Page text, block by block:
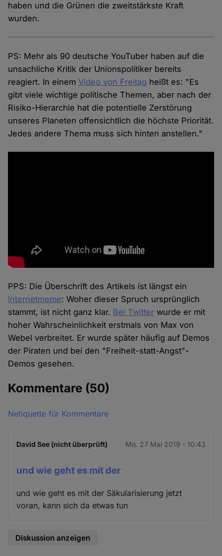
haben und die Grünen die zweitstärkste Kraft
wurden.
PS: Mehr als 90 deutsche YouTuber haben auf die
unsachliche Kritik der Unionspolitiker bereits
reagiert. In einemVideo von Freitag heißt es: "Es
gibt viele wichtige politische Themen, aber nach der
Risiko-Hierarchie hat die potentielle Zerstörung
unseres Planeten offensichtlich die höchste Priorität.
Jedes andere Thema muss sich hinten anstellen."
PPS: Die Überschrift des Artikels ist längst ein
Internetmeme: Woher dieser Spruch ursprünglich
stammt, ist nicht ganz klar. Bei Twitter wurde er mit
hoher Wahrscheinlichkeit erstmals von Max von
Webel verbreitet. Er wurde später häufig auf Demos
der Piraten und bei den "Freiheit-statt-Angst"-
Demos gesehen.
Kommentare (50)
Netiquette für Kommentare
David See (nicht überprüft) Mo. 27 Mai 2019 - 10:43
und wie geht es mit der
und wie geht es mit der Säkularisierung jetzt
voran, kann sich da etwas tun
Diskussion anzeigen